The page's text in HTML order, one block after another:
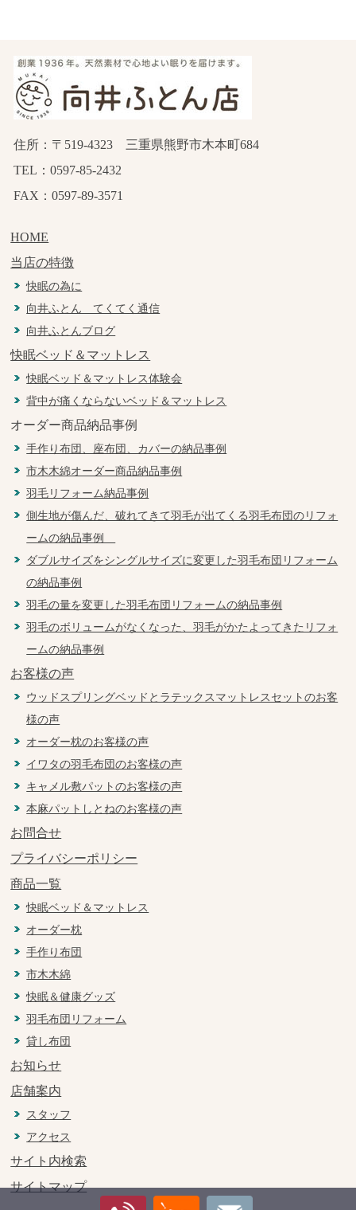
住所：〒519-4323 三重県熊野市木本町684
TEL：0597-85-2432
FAX：0597-89-3571
HOME
当店の特徴
快眠の為に
向井ふとん てくてく通信
向井ふとんブログ
快眠ベッド＆マットレス
快眠ベッド＆マットレス体験会
背中が痛くならないベッド＆マットレス
オーダー商品納品事例
手作り布団、座布団、カバーの納品事例
市木木綿オーダー商品納品事例
羽毛リフォーム納品事例
側生地が傷んだ、破れてきて羽毛が出てくる羽毛布団のリフォ
ームの納品事例
ダブルサイズをシングルサイズに変更した羽毛布団リフォーム
の納品事例
羽毛の量を変更した羽毛布団リフォームの納品事例
羽毛のボリュームがなくなった、羽毛がかたよってきたリフォ
ームの納品事例
お客様の声
ウッドスプリングベッドとラテックスマットレスセットのお客
様の声
オーダー枕のお客様の声
イワタの羽毛布団のお客様の声
キャメル敷パットのお客様の声
本麻パットしとねのお客様の声
お問合せ
プライバシーポリシー
商品一覧
快眠ベッド＆マットレス
オーダー枕
手作り布団
市木木綿
快眠＆健康グッズ
羽毛布団リフォーム
貸し布団
お知らせ
店舗案内
スタッフ
アクセス
サイト内検索
サイトマップ